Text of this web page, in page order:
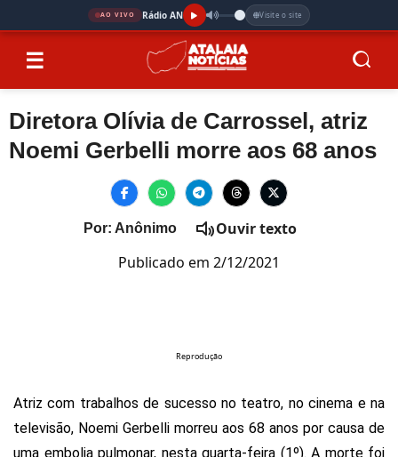
AO VIVO Rádio AN Visite o site
☰
Diretora Olívia de Carrossel, atriz
Noemi Gerbelli morre aos 68 anos
Por: Anônimo
Ouvir texto
Publicado em 2/12/2021
Reprodução
Atriz com trabalhos de sucesso no teatro, no cinema e na
televisão, Noemi Gerbelli morreu aos 68 anos por causa de
uma embolia pulmonar, nesta quarta-feira (1º). A morte foi